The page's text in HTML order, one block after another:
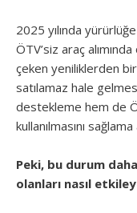
2025 yılında
ÖTV’siz araç
çeken yeniliklerden
satılamaz hale
destekleme hem de
kullanılmasını sağlama
Peki, bu durum daha
olanları nasıl